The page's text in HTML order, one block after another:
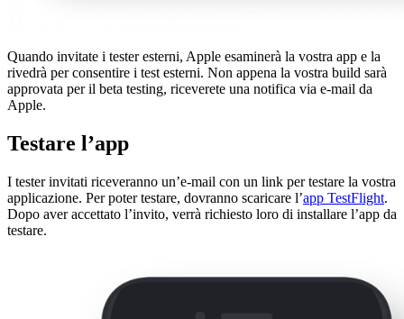
Quando invitate i tester esterni, Apple esaminerà la vostra app e la
rivedrà per consentire i test esterni. Non appena la vostra build sarà
approvata per il beta testing, riceverete una notifica via e-mail da
Apple.
Testare l’app
I tester invitati riceveranno un’e-mail con un link per testare la vostra
applicazione. Per poter testare, dovranno scaricare l’app TestFlight.
Dopo aver accettato l’invito, verrà richiesto loro di installare l’app da
testare.